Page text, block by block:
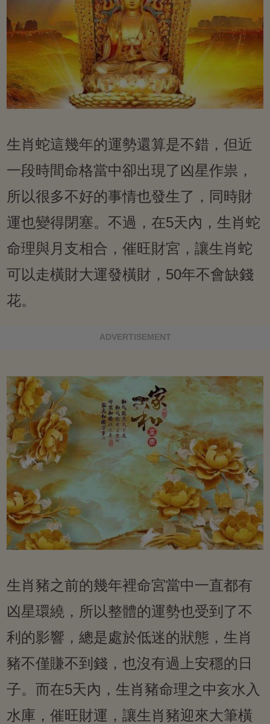
生肖蛇這幾年的運勢還算是不錯，但近
一段時間命格當中卻出現了凶星作祟，
所以很多不好的事情也發生了，同時財
運也變得閉塞。不過，在5天內，生肖蛇
命理與月支相合，催旺財宮，讓生肖蛇
可以走橫財大運發橫財，50年不會缺錢
花。
ADVERTISEMENT
生肖豬之前的幾年裡命宮當中一直都有
凶星環繞，所以整體的運勢也受到了不
利的影響，總是處於低迷的狀態，生肖
豬不僅賺不到錢，也沒有過上安穩的日
子。而在5天內，生肖豬命理之中亥水入
水庫，催旺財運，讓生肖豬迎來大筆橫